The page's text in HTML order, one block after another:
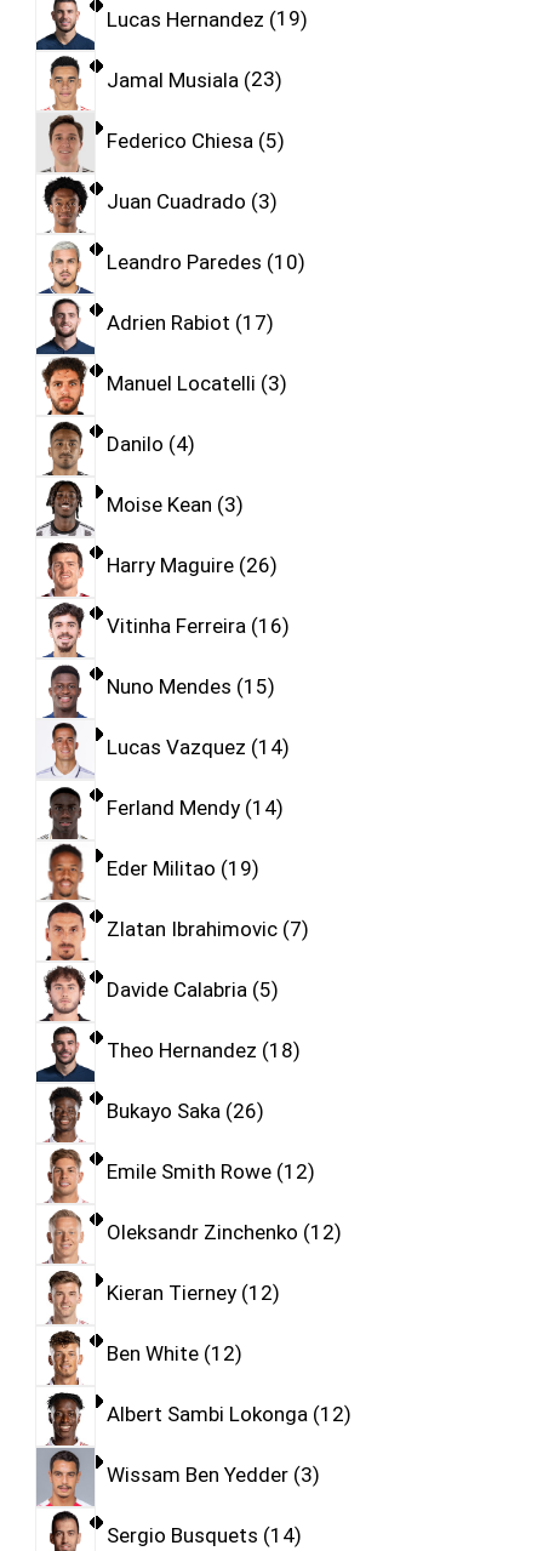
Lucas Hernandez 19
Jamal Musiala 23
Federico Chiesa 5
Juan Cuadrado 3
Leandro Paredes 10
Adrien Rabiot 17
Manuel Locatelli 3
Danilo 4
Moise Kean 3
Harry Maguire 26
Vitinha Ferreira 16
Nuno Mendes 15
Lucas Vazquez 14
Ferland Mendy 14
Eder Militao 19
Zlatan Ibrahimovic 7
Davide Calabria 5
Theo Hernandez 18
Bukayo Saka 26
Emile Smith Rowe 12
Oleksandr Zinchenko 12
Kieran Tierney 12
Ben White 12
Albert Sambi Lokonga 12
Wissam Ben Yedder 3
Sergio Busquets 14